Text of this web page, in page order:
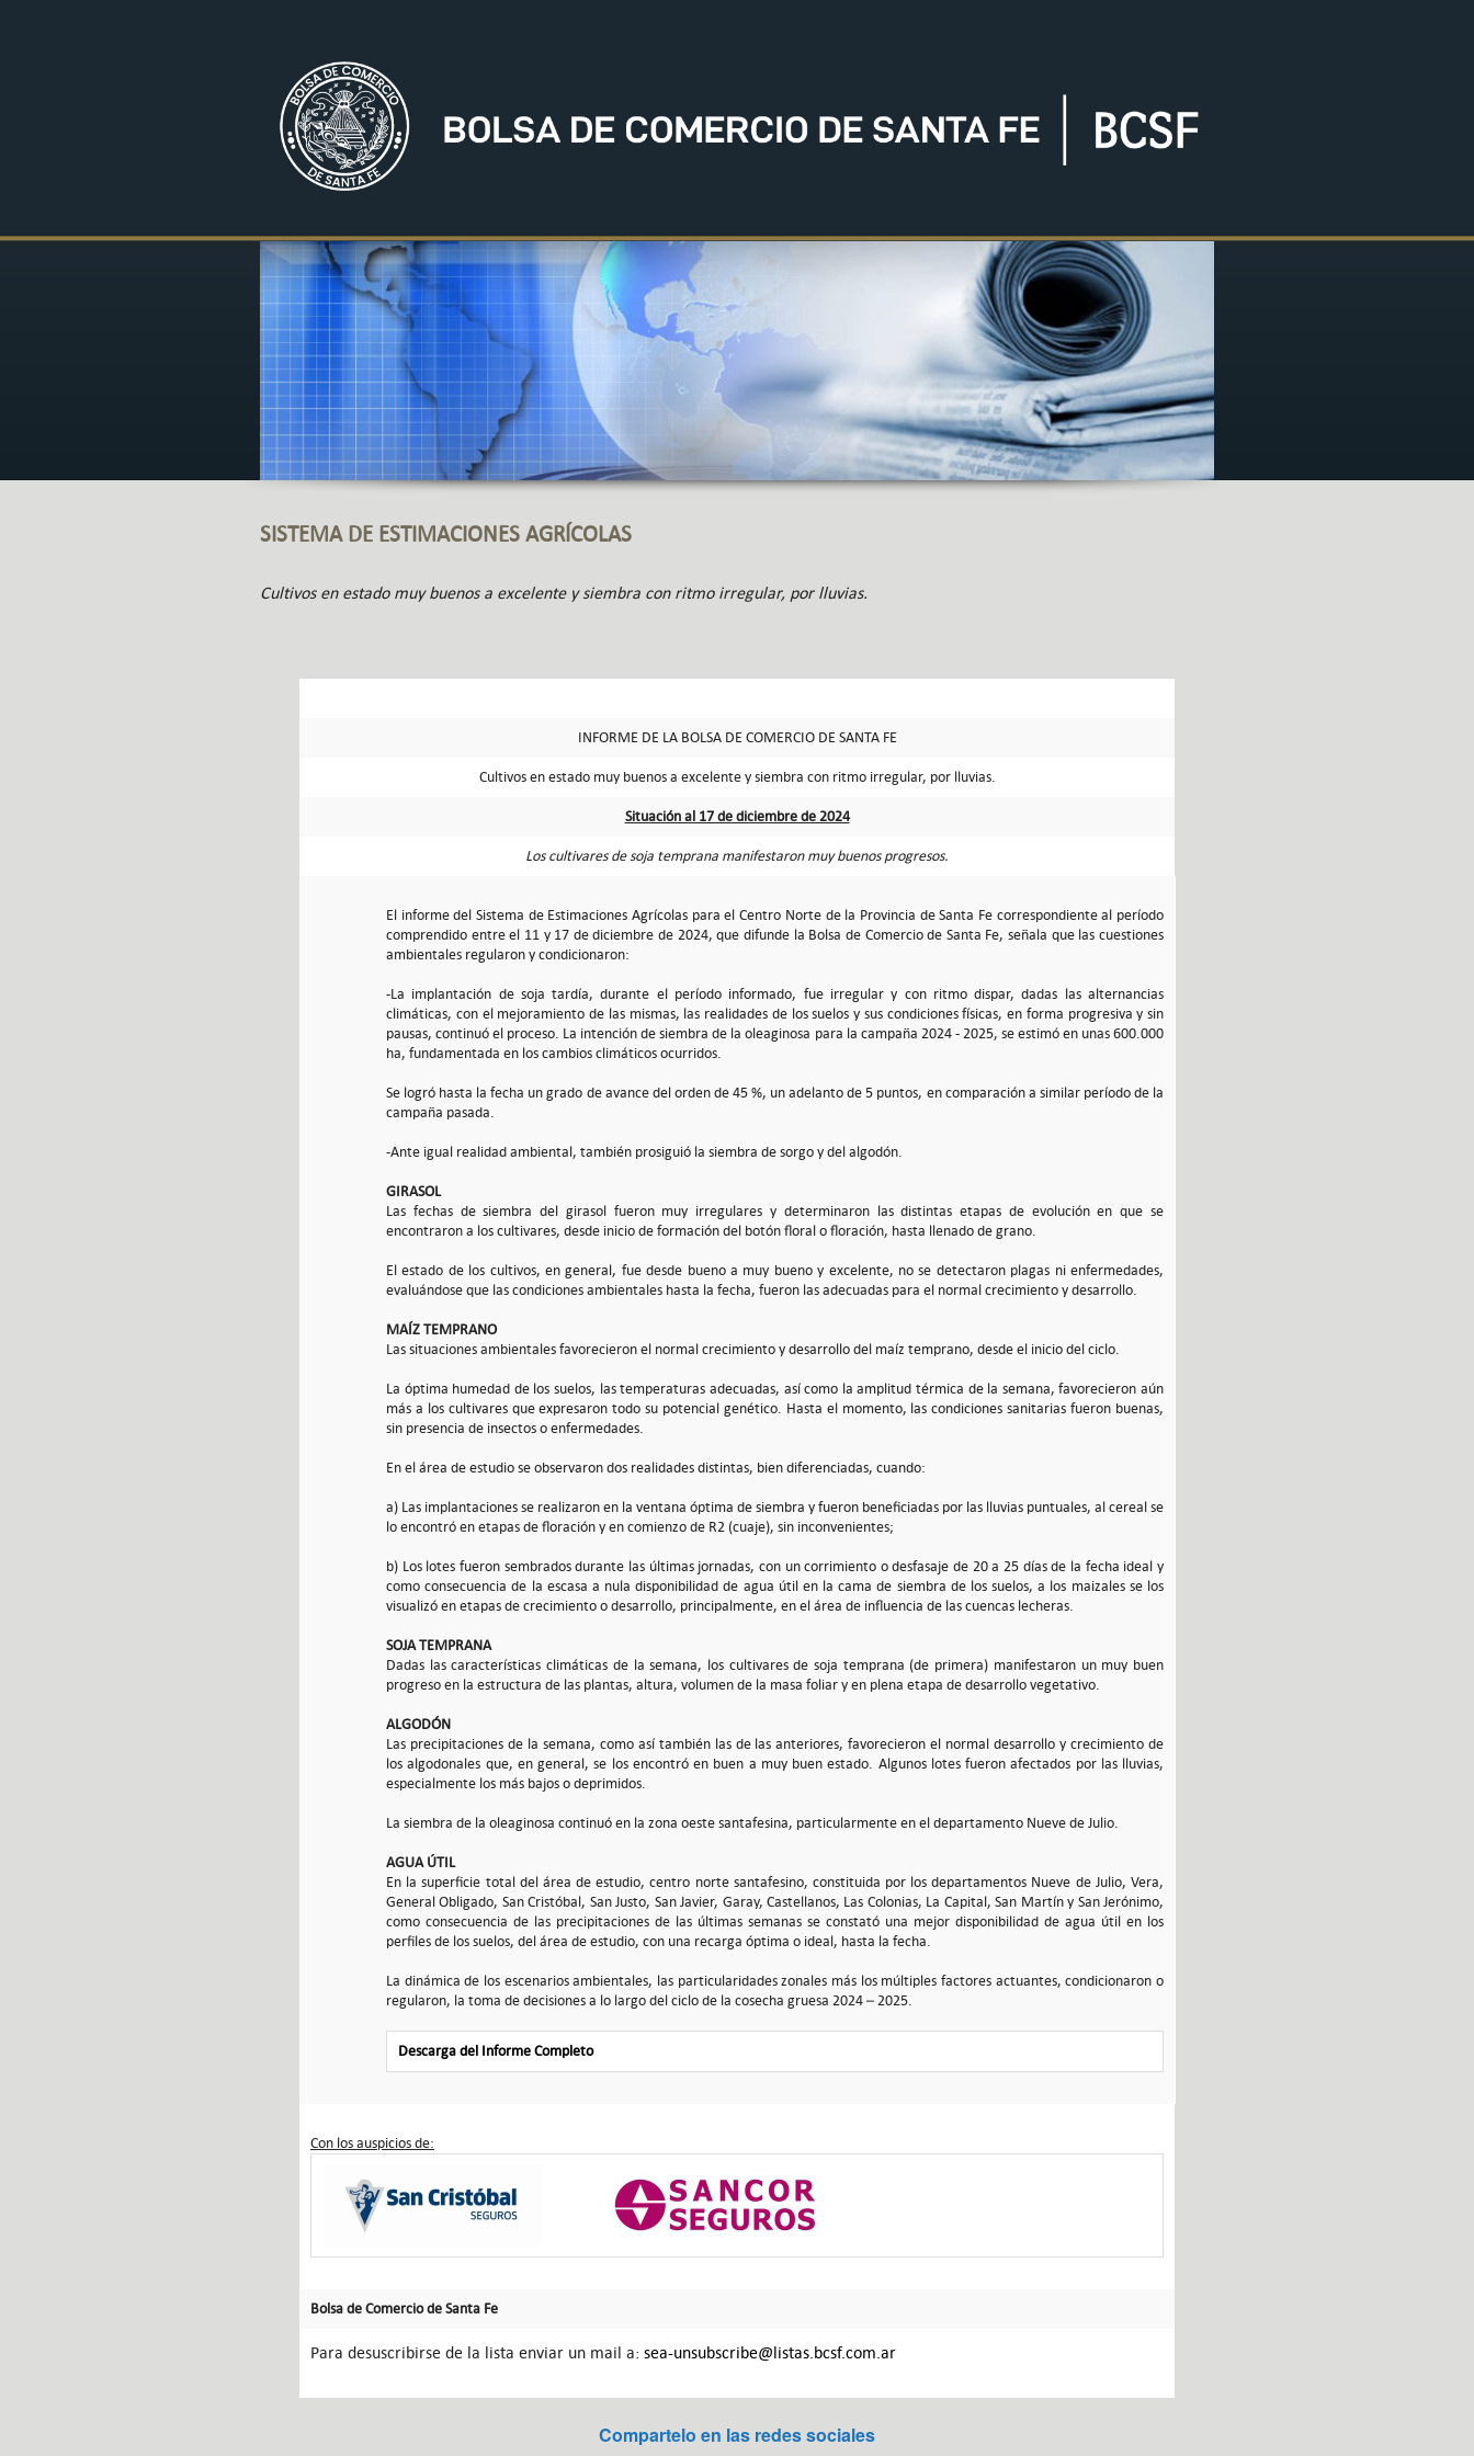
SISTEMA DE ESTIMACIONES AGRÍCOLAS
Cultivos en estado muy buenos a excelente y siembra con ritmo irregular, por lluvias.
INFORME DE LA BOLSA DE COMERCIO DE SANTA FE
Cultivos en estado muy buenos a excelente y siembra con ritmo irregular, por lluvias.
Situación al 17 de diciembre de 2024
Los cultivares de soja temprana manifestaron muy buenos progresos.
El informe del Sistema de Estimaciones Agrícolas para el Centro Norte de la Provincia de Santa Fe correspondiente al período
comprendido entre el 11 y 17 de diciembre de 2024, que difunde la Bolsa de Comercio de Santa Fe, señala que las cuestiones
ambientales regularon y condicionaron:
-La implantación de soja tardía, durante el período informado, fue irregular y con ritmo dispar, dadas las alternancias
climáticas, con el mejoramiento de las mismas, las realidades de los suelos y sus condiciones físicas, en forma progresiva y sin
pausas, continuó el proceso. La intención de siembra de la oleaginosa para la campaña 2024 - 2025, se estimó en unas 600.000
ha, fundamentada en los cambios climáticos ocurridos.
Se logró hasta la fecha un grado de avance del orden de 45 %, un adelanto de 5 puntos, en comparación a similar período de la
campaña pasada.
-Ante igual realidad ambiental, también prosiguió la siembra de sorgo y del algodón.
GIRASOL
Las fechas de siembra del girasol fueron muy irregulares y determinaron las distintas etapas de evolución en que se
encontraron a los cultivares, desde inicio de formación del botón floral o floración, hasta llenado de grano.
El estado de los cultivos, en general, fue desde bueno a muy bueno y excelente, no se detectaron plagas ni enfermedades,
evaluándose que las condiciones ambientales hasta la fecha, fueron las adecuadas para el normal crecimiento y desarrollo.
MAÍZ TEMPRANO
Las situaciones ambientales favorecieron el normal crecimiento y desarrollo del maíz temprano, desde el inicio del ciclo.
La óptima humedad de los suelos, las temperaturas adecuadas, así como la amplitud térmica de la semana, favorecieron aún
más a los cultivares que expresaron todo su potencial genético. Hasta el momento, las condiciones sanitarias fueron buenas,
sin presencia de insectos o enfermedades.
En el área de estudio se observaron dos realidades distintas, bien diferenciadas, cuando:
a) Las implantaciones se realizaron en la ventana óptima de siembra y fueron beneficiadas por las lluvias puntuales, al cereal se
lo encontró en etapas de floración y en comienzo de R2 (cuaje), sin inconvenientes;
b) Los lotes fueron sembrados durante las últimas jornadas, con un corrimiento o desfasaje de 20 a 25 días de la fecha ideal y
como consecuencia de la escasa a nula disponibilidad de agua útil en la cama de siembra de los suelos, a los maizales se los
visualizó en etapas de crecimiento o desarrollo, principalmente, en el área de influencia de las cuencas lecheras.
SOJA TEMPRANA
Dadas las características climáticas de la semana, los cultivares de soja temprana (de primera) manifestaron un muy buen
progreso en la estructura de las plantas, altura, volumen de la masa foliar y en plena etapa de desarrollo vegetativo.
ALGODÓN
Las precipitaciones de la semana, como así también las de las anteriores, favorecieron el normal desarrollo y crecimiento de
los algodonales que, en general, se los encontró en buen a muy buen estado. Algunos lotes fueron afectados por las lluvias,
especialmente los más bajos o deprimidos.
La siembra de la oleaginosa continuó en la zona oeste santafesina, particularmente en el departamento Nueve de Julio.
AGUA ÚTIL
En la superficie total del área de estudio, centro norte santafesino, constituida por los departamentos Nueve de Julio, Vera,
General Obligado, San Cristóbal, San Justo, San Javier, Garay, Castellanos, Las Colonias, La Capital, San Martín y San Jerónimo,
como consecuencia de las precipitaciones de las últimas semanas se constató una mejor disponibilidad de agua útil en los
perfiles de los suelos, del área de estudio, con una recarga óptima o ideal, hasta la fecha.
La dinámica de los escenarios ambientales, las particularidades zonales más los múltiples factores actuantes, condicionaron o
regularon, la toma de decisiones a lo largo del ciclo de la cosecha gruesa 2024 – 2025.
Descarga del Informe Completo
Con los auspicios de:
Bolsa de Comercio de Santa Fe
Para desuscribirse de la lista enviar un mail a: sea-unsubscribe@listas.bcsf.com.ar
Compartelo en las redes sociales